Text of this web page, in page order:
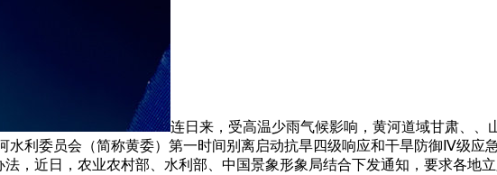
连日来，受高温少雨气候影响，黄河道域甘肃、、
利委员会（简称黄委）第一时间别离启动抗旱四级响应和干旱防御Ⅳ级应
，近日，农业农村部、水利部、中国景象形象局结合下发通知，要求各地